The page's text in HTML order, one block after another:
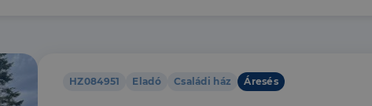
HZ084951 Eladó Családi ház Áresés